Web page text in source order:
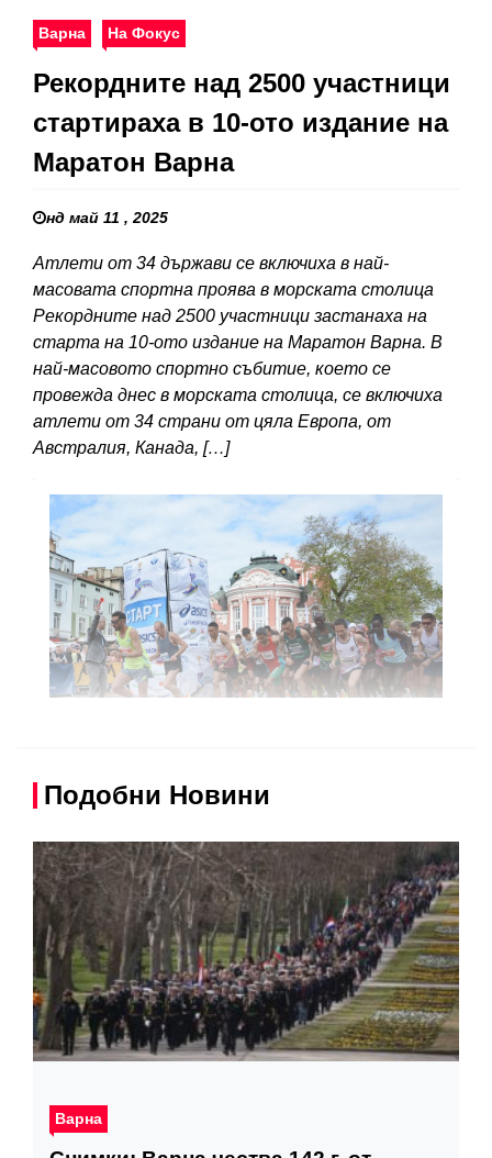
Варна На Фокус
Рекордните над 2500 участници
стартираха в 10-ото издание на
Маратон Варна
нд май 11 , 2025
Атлети от 34 държави се включиха в най-
масовата спортна проява в морската столица
Рекордните над 2500 участници застанаха на
старта на 10-ото издание на Маратон Варна. В
най-масовото спортно събитие, което се
провежда днес в морската столица, се включиха
атлети от 34 страни от цяла Европа, от
Австралия, Канада, […]
Подобни Новини
Варна